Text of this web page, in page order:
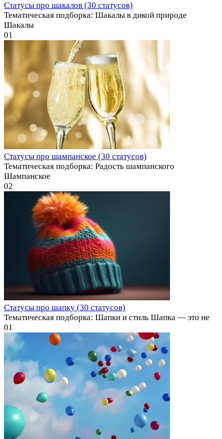
Статусы про шакалов (30 статусов)
Тематическая подборка: Шакалы в дикой природе
Шакалы
01
Статусы про шампанское (30 статусов)
Тематическая подборка: Радость шампанского
Шампанское
02
Статусы про шапку (30 статусов)
Тематическая подборка: Шапки и стиль Шапка — это не
01